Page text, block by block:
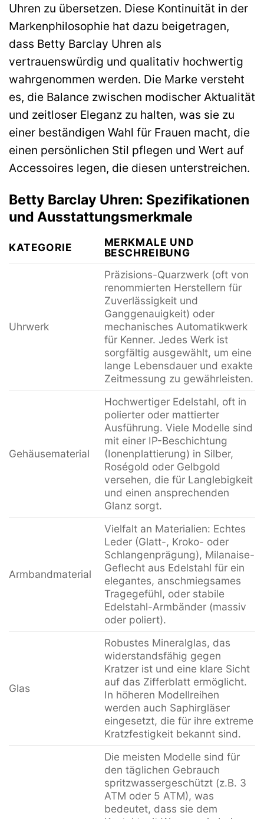
Uhren zu übersetzen. Diese Kontinuität in der
Markenphilosophie hat dazu beigetragen,
dass Betty Barclay Uhren als
vertrauenswürdig und qualitativ hochwertig
wahrgenommen werden. Die Marke versteht
es, die Balance zwischen modischer Aktualität
und zeitloser Eleganz zu halten, was sie zu
einer beständigen Wahl für Frauen macht, die
einen persönlichen Stil pflegen und Wert auf
Accessoires legen, die diesen unterstreichen.
Betty Barclay Uhren: Spezifikationen
und Ausstattungsmerkmale
KATEGORIE
MERKMALE UND
BESCHREIBUNG
Uhrwerk
Präzisions-Quarzwerk (oft von
renommierten Herstellern für
Zuverlässigkeit und
Ganggenauigkeit) oder
mechanisches Automatikwerk
für Kenner. Jedes Werk ist
sorgfältig ausgewählt, um eine
lange Lebensdauer und exakte
Zeitmessung zu gewährleisten.
Gehäusematerial
Hochwertiger Edelstahl, oft in
polierter oder mattierter
Ausführung. Viele Modelle sind
mit einer IP-Beschichtung
(Ionenplattierung) in Silber,
Roségold oder Gelbgold
versehen, die für Langlebigkeit
und einen ansprechenden
Glanz sorgt.
Armbandmaterial
Vielfalt an Materialien: Echtes
Leder (Glatt-, Kroko- oder
Schlangenprägung), Milanaise-
Geflecht aus Edelstahl für ein
elegantes, anschmiegsames
Tragegefühl, oder stabile
Edelstahl-Armbänder (massiv
oder poliert).
Glas
Robustes Mineralglas, das
widerstandsfähig gegen
Kratzer ist und eine klare Sicht
auf das Zifferblatt ermöglicht.
In höheren Modellreihen
werden auch Saphirgläser
eingesetzt, die für ihre extreme
Kratzfestigkeit bekannt sind.
Die meisten Modelle sind für
den täglichen Gebrauch
spritzwassergeschützt (z.B. 3
ATM oder 5 ATM), was
bedeutet, dass sie dem